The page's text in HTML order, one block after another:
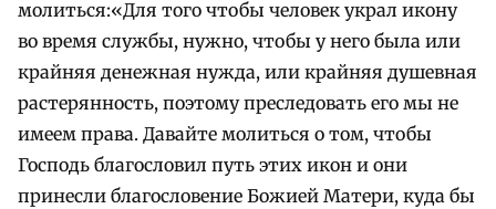
молиться:«Для того чтобы человек украл икону
во время службы, нужно, чтобы у него была или
крайняя денежная нужда, или крайняя душевная
растерянность, поэтому преследовать его мы не
имеем права. Давайте молиться о том, чтобы
Господь благословил путь этих икон и они
принесли благословение Божией Матери, куда бы